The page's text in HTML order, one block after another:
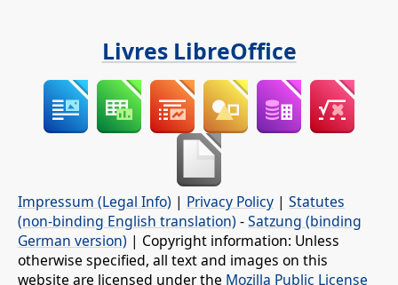
Livres LibreOffice
Impressum (Legal Info) | Privacy Policy | Statutes
(non-binding English translation) -Satzung (binding
German version) | Copyright information: Unless
otherwise specified, all text and images on this
website are licensed under the Mozilla Public License